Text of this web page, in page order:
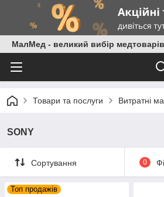
МалМед - великий вибір
Товари та послуги Витратні
SONY
Сортування 0
Топ продажів